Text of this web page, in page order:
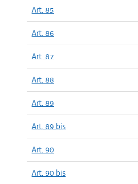
Art. 85
Art. 86
Art. 87
Art. 88
Art. 89
Art. 89 bis
Art. 90
Art. 90 bis